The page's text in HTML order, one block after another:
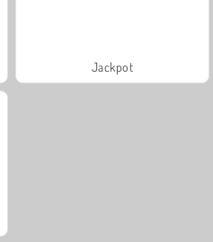
Jackpot